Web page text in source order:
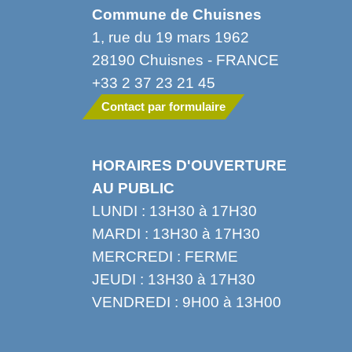
Commune de Chuisnes
1, rue du 19 mars 1962
28190 Chuisnes - FRANCE
+33 2 37 23 21 45
Contact par formulaire
HORAIRES D'OUVERTURE
AU PUBLIC
LUNDI : 13H30 à 17H30
MARDI : 13H30 à 17H30
MERCREDI : FERME
JEUDI : 13H30 à 17H30
VENDREDI : 9H00 à 13H00